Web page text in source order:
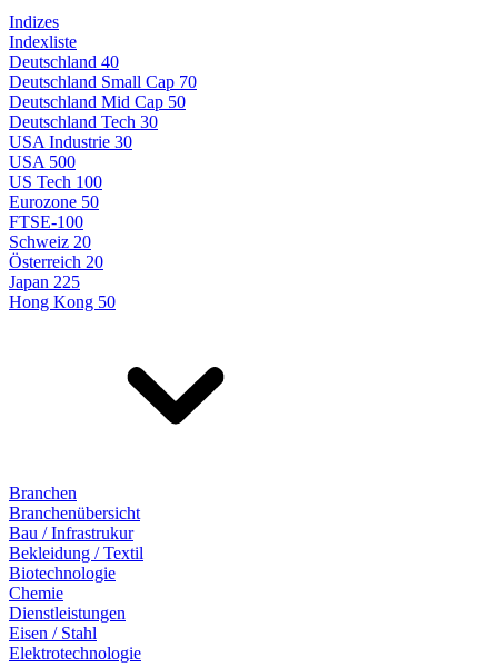
Indizes
Indexliste
Deutschland 40
Deutschland Small Cap 70
Deutschland Mid Cap 50
Deutschland Tech 30
USA Industrie 30
USA 500
US Tech 100
Eurozone 50
FTSE-100
Schweiz 20
Österreich 20
Japan 225
Hong Kong 50
Branchen
Branchenübersicht
Bau / Infrastrukur
Bekleidung / Textil
Biotechnologie
Chemie
Dienstleistungen
Eisen / Stahl
Elektrotechnologie